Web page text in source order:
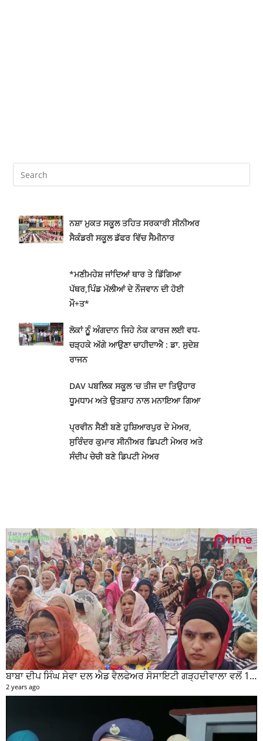
ਨਸ਼ਾ ਮੁਕਤ ਸਕੂਲ ਤਹਿਤ ਸਰਕਾਰੀ ਸੀਨੀਅਰ
ਸੈਕੰਡਰੀ ਸਕੂਲ ਡੱਫਰ ਵਿੱਚ ਸੈਮੀਨਾਰ
*ਮਣੀਮਹੇਸ਼ ਜਾਂਦਿਆਂ ਥਾਰ ਤੇ ਡਿੱਗਿਆ
ਪੱਥਰ,ਪਿੰਡ ਮੱਲੀਆਂ ਦੇ ਨੌਜਵਾਨ ਦੀ ਹੋਈ
ਮੌ+ਤ*
ਲੋਕਾਂ ਨੂੂੰ ਅੰਗਦਾਨ ਜਿਹੇ ਨੇਕ ਕਾਰਜ ਲਈ ਵਧ-
ਚੜ੍ਹਕੇ ਅੱਗੇ ਆਉਣਾ ਚਾਹੀਦਾਐ : ਡਾ. ਸੁਦੇਸ਼
ਰਾਜਨ
DAV ਪਬਲਿਕ ਸਕੂਲ ‘ਚ ਤੀਜ ਦਾ ਤਿਉਹਾਰ
ਧੂਮਧਾਮ ਅਤੇ ਉਤਸ਼ਾਹ ਨਾਲ ਮਨਾਇਆ ਗਿਆ
ਪ੍ਰਵੀਨ ਸੈਣੀ ਬਣੇ ਹੁਸ਼ਿਆਰਪੁਰ ਦੇ ਮੇਅਰ,
ਸੁਰਿੰਦਰ ਕੁਮਾਰ ਸੀਨੀਅਰ ਡਿਪਟੀ ਮੇਅਰ ਅਤੇ
ਸੰਦੀਪ ਚੇਚੀ ਬਣੇ ਡਿਪਟੀ ਮੇਅਰ
ਬਾਬਾ ਦੀਪ ਸਿੰਘ ਸੇਵਾ ਦਲ ਐਡ ਵੈਲਫੇਅਰ ਸੋਸਾਇਟੀ ਗੜ੍ਹਦੀਵਾਲਾ ਵਲੋਂ 100 ਵਾਂ ਮਹੀਨਾਵਾਰ ਰਾਸ਼ਨ ਵੰਡ ਸਮਾਰੋਹ ਕਰਵਾਇਆ
2 years ago